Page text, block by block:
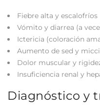
Fiebre alta y escalofríos
Vómito y diarrea (a
Ictericia (coloración
Aumento de sed y
Dolor muscular y
Insuficiencia renal y
Diagnóstico y